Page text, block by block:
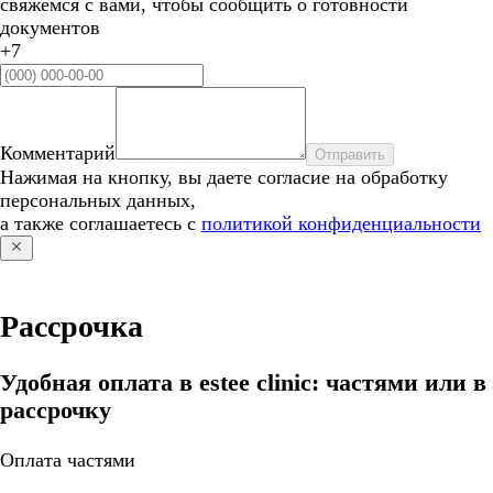
свяжемся с вами, чтобы сообщить о готовности
документов
+7
Комментарий Отправить
Нажимая на кнопку, вы даете согласие на обработку
персональных данных,
а также соглашаетесь с политикой конфиденциальности
Рассрочка
Удобная оплата в estee clinic: частями или в
рассрочку
Оплата частями